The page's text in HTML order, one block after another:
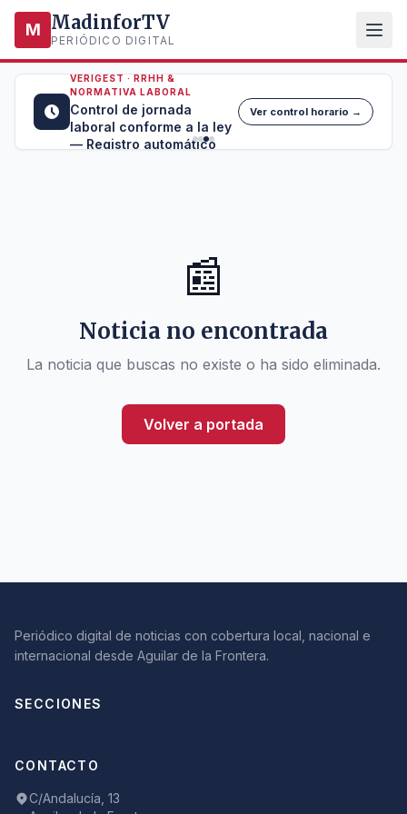
M MadinforTV
PERIÓDICO DIGITAL
VERIGEST · RRHH &
NORMATIVA LABORAL
Control de jornada
laboral conforme a la ley
— Registro automático
Ver control horario →
📰
Noticia no encontrada
La noticia que buscas no existe o ha sido eliminada.
Volver a portada
Periódico digital de noticias con cobertura local, nacional e
internacional desde Aguilar de la Frontera.
SECCIONES
CONTACTO
C/Andalucía, 13